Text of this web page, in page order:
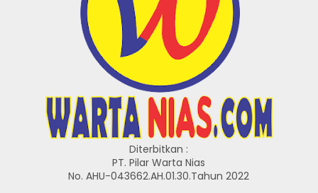
Diterbitkan :
PT. Pilar Warta Nias
No. AHU-043662.AH.01.30.Tahun 2022